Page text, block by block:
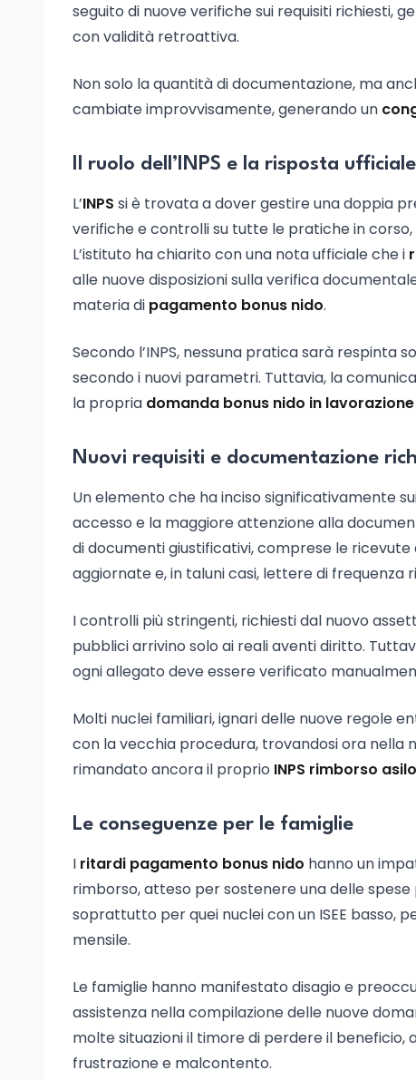
seguito di nuove verifiche sui requisiti richiesti,
con validità retroattiva.
Non solo la quantità di documentazione, ma
cambiate improvvisamente, generando un
Il ruolo dell’INPS e la risposta ufficiale
L’INPS si è trovata a dover gestire una doppia
verifiche e controlli su tutte le pratiche in
L’istituto ha chiarito con una nota ufficiale che i
alle nuove disposizioni sulla verifica
materia di pagamento bonus nido.
Secondo l’INPS, nessuna pratica sarà
secondo i nuovi parametri. Tuttavia, la
la propria domanda bonus nido in lavorazione
Nuovi requisiti e documentazione
Un elemento che ha inciso significativamente
accesso e la maggiore attenzione alla
di documenti giustificativi, comprese le ricevute
aggiornate e, in taluni casi, lettere di frequenza
I controlli più stringenti, richiesti dal nuovo
pubblici arrivino solo ai reali aventi diritto.
ogni allegato deve essere verificato
Molti nuclei familiari, ignari delle nuove regole
con la vecchia procedura, trovandosi ora nella
rimandato ancora il proprio INPS rimborso
Le conseguenze per le famiglie
I ritardi pagamento bonus nido hanno un
rimborso, atteso per sostenere una delle
soprattutto per quei nuclei con un ISEE basso,
mensile.
Le famiglie hanno manifestato disagio e
assistenza nella compilazione delle nuove
molte situazioni il timore di perdere il
frustrazione e malcontento.